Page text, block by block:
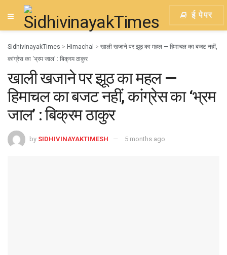
ई पेपर
SidhivinayakTimes > Himachal > खाली खजाने पर झूठ का महल — हिमाचल का बजट नहीं,
कांग्रेस का ‘भ्रम जाल’ : बिक्रम ठाकुर
खाली खजाने पर झूठ का महल —
हिमाचल का बजट नहीं, कांग्रेस का ‘भ्रम
जाल’ : बिक्रम ठाकुर
by SIDHIVINAYAKTIMESH 5 months ago